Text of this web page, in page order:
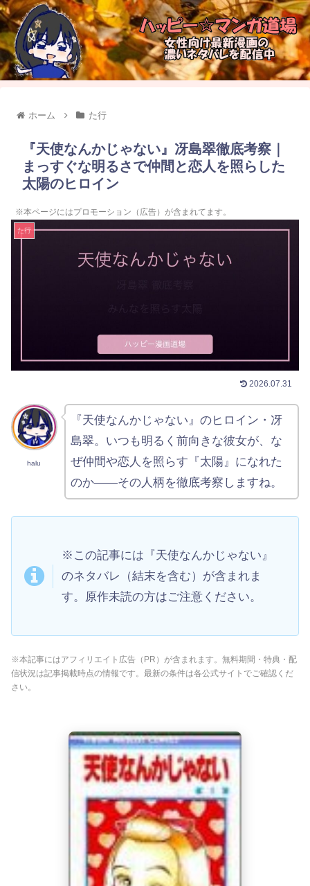
ホーム た行
『天使なんかじゃない』冴島翠徹底考察｜
まっすぐな明るさで仲間と恋人を照らした
太陽のヒロイン
※本ページにはプロモーション（広告）が含まれてます。
た行
2026.07.31
halu
『天使なんかじゃない』のヒロイン・冴
島翠。いつも明るく前向きな彼女が、な
ぜ仲間や恋人を照らす『太陽』になれた
のか——その人柄を徹底考察しますね。
※この記事には『天使なんかじゃない』
のネタバレ（結末を含む）が含まれま
す。原作未読の方はご注意ください。
※本記事にはアフィリエイト広告（PR）が含まれます。無料期間・特典・配
信状況は記事掲載時点の情報です。最新の条件は各公式サイトでご確認くだ
さい。